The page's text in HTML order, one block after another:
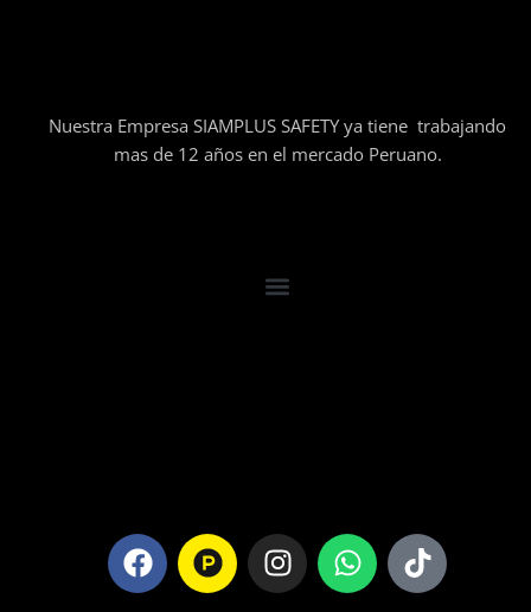
Nuestra Empresa SIAMPLUS SAFETY ya tiene trabajando
mas de 12 años en el mercado Peruano.